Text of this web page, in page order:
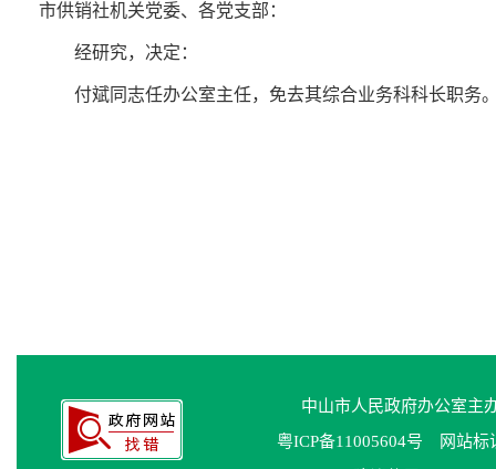
市供销社机关党委、各党支部：
经研究，决定：
付斌同志任办公室主任，免去其综合业务科科长职务
中山市人民政府办公室
粤ICP备11005604号 网站标